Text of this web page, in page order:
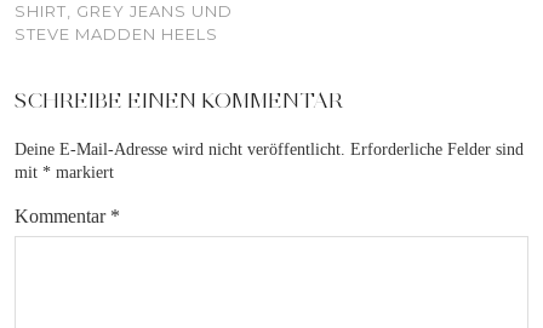
SHIRT, GREY JEANS UND
STEVE MADDEN HEELS
SCHREIBE EINEN KOMMENTAR
Deine E-Mail-Adresse wird nicht veröffentlicht. Erforderliche Felder sind
mit * markiert
Kommentar *